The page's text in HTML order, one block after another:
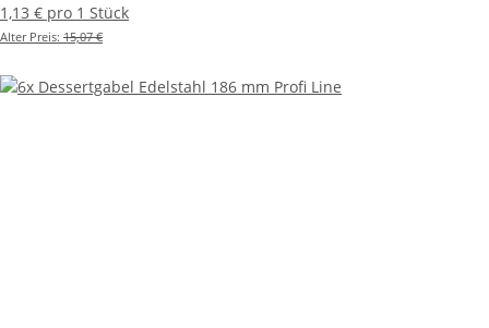
1,13 € pro 1 Stück
Alter Preis: 15,07 €